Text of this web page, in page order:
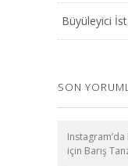
Büyüleyici
SON
için Barış